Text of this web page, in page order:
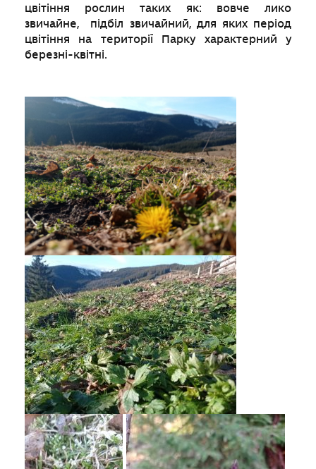
цвітіння рослин таких як: вовче лико
звичайне, підбіл звичайний, для яких період
цвітіння на території Парку характерний у
березні-квітні.